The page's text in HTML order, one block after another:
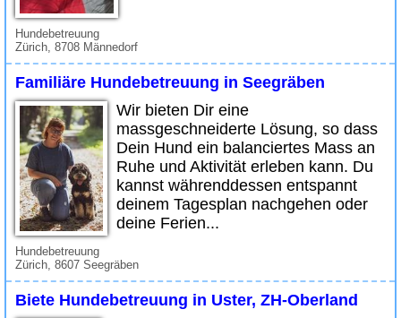
Hundebetreuung
Zürich, 8708 Männedorf
Familiäre Hundebetreuung in Seegräben
Wir bieten Dir eine
massgeschneiderte Lösung, so dass
Dein Hund ein balanciertes Mass an
Ruhe und Aktivität erleben kann. Du
kannst währenddessen entspannt
deinem Tagesplan nachgehen oder
deine Ferien...
Hundebetreuung
Zürich, 8607 Seegräben
Biete Hundebetreuung in Uster, ZH-Oberland